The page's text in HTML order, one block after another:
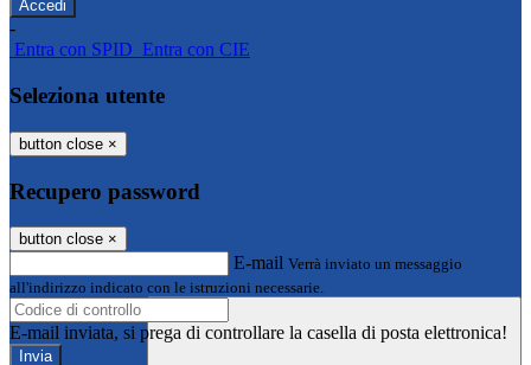
-
Entra con SPID Entra con CIE
Seleziona utente
button close ×
Recupero password
button close ×
E-mail Verrà inviato un messaggio
all'indirizzo indicato con le istruzioni necessarie.
E-mail inviata, si prega di controllare la casella di posta elettronica!